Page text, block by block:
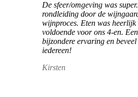
De sfeer/omgeving was
rondleiding door de
wijnproces. Eten was heerlijk
voldoende voor ons 4-en.
bijzondere ervaring en
iedereen!
Kirsten